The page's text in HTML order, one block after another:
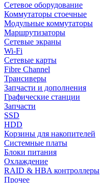
Сетевое оборудование
Коммутаторы стоечные
Модульные коммутаторы
Маршрутизаторы
Сетевые экраны
Wi-Fi
Сетевые карты
Fibre Channel
Трансиверы
Запчасти и дополнения
Графические станции
Запчасти
SSD
HDD
Корзины для накопителей
Системные платы
Блоки питания
Охлаждение
RAID & HBA контроллеры
Прочее